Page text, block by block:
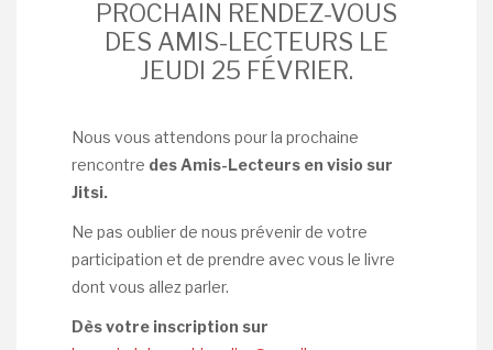
PROCHAIN RENDEZ-VOUS
DES AMIS-LECTEURS LE
JEUDI 25 FÉVRIER.
Nous vous attendons pour la prochaine
rencontre des Amis-Lecteurs en visio sur
Jitsi.
Ne pas oublier de nous prévenir de votre
participation et de prendre avec vous le livre
dont vous allez parler.
Dès votre inscription sur